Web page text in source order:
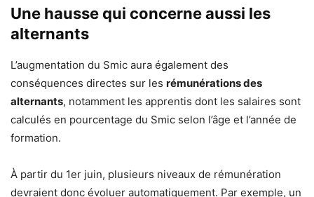
Une hausse qui concerne aussi les
alternants
L’augmentation du Smic aura également des
conséquences directes sur les rémunérations des
alternants, notamment les apprentis dont les salaires sont
calculés en pourcentage du Smic selon l’âge et l’année de
formation.
À partir du 1er juin, plusieurs niveaux de rémunération
devraient donc évoluer automatiquement. Par exemple, un